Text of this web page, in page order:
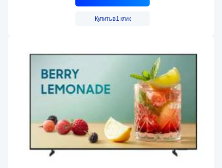
Купить в 1 клик